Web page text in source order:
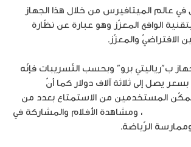
عالم الميتافيرس من خلال هذا الجهاز
الواقع المعزّز وهو عبارة عن نظّارة
الافتراضيّ والمعزّز.
ب”رياليتي برو” وبحسب التّسريبات فإنّه
يصل إلى ثلاثة آلاف دولار كما أنّ
المستخدمين من الاستمتاع بعدد من
، ومشاهدة الأفلام والمشاركة في
الرّياضة.